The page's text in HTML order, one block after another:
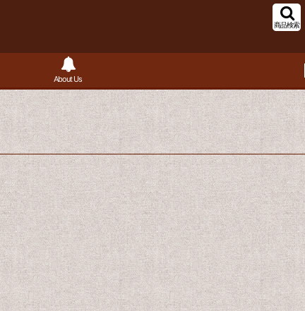
商品検索
About Us